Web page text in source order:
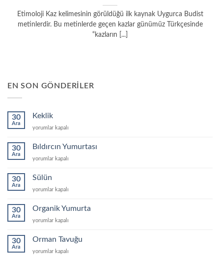
Etimoloji Kaz kelimesinin görüldüğü ilk kaynak Uygurca Budist
metinlerdir. Bu metinlerde geçen kazlar günümüz Türkçesinde
“kazların [...]
EN SON GÖNDERILER
30
Ara
Keklik
Keklik
yorumlar kapalı
30
Ara
Bıldırcın Yumurtası
Bıldırcın
için
yorumlar kapalı
30
Ara
Sülün
Sülün
yorumlar kapalı
30
Ara
Organik Yumurta
Organik
için
yorumlar kapalı
30
Ara
Orman Tavuğu
Orman
yorumlar kapalı